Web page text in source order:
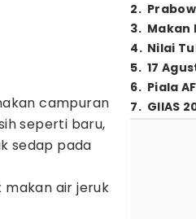
campuran
seperti baru,
sedap pada
makan air jeruk
2.
3. Makan
4. Nilai
5. 17
6. Piala
7. GIIAS